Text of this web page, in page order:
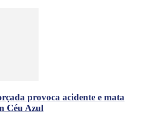
provoca acidente e mata
Céu Azul